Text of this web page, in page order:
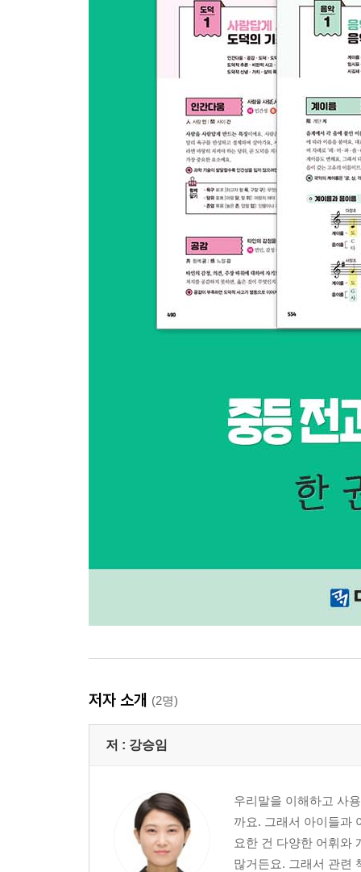
저자 소개 (2명)
저 : 강승임
우리말을 이해하고 사
까요. 그래서 아이들과
요한 건 다양한 어휘와
많거든요. 그래서 관련